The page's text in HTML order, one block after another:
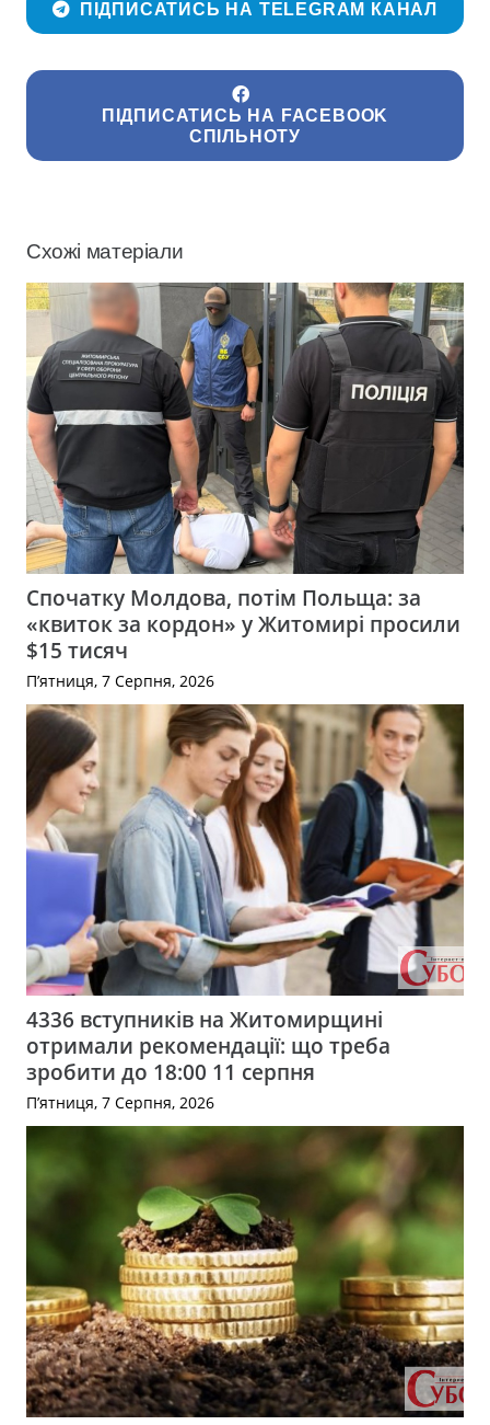
ПІДПИСАТИСЬ НА TELEGRAM КАНАЛ
ПІДПИСАТИСЬ НА FACEBOOK
СПІЛЬНОТУ
Схожі матеріали
Спочатку Молдова, потім Польща: за
«квиток за кордон» у Житомирі просили
$15 тисяч
П’ятниця, 7 Серпня, 2026
4336 вступників на Житомирщині
отримали рекомендації: що треба
зробити до 18:00 11 серпня
П’ятниця, 7 Серпня, 2026